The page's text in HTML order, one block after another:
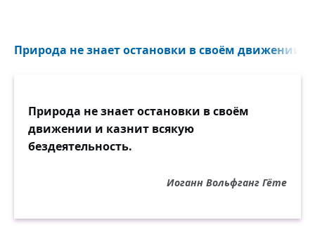
Природа не знает остановки в своём движении...
Природа не знает остановки в своём
движении и казнит всякую
бездеятельность.
Иоганн Вольфганг Гёте